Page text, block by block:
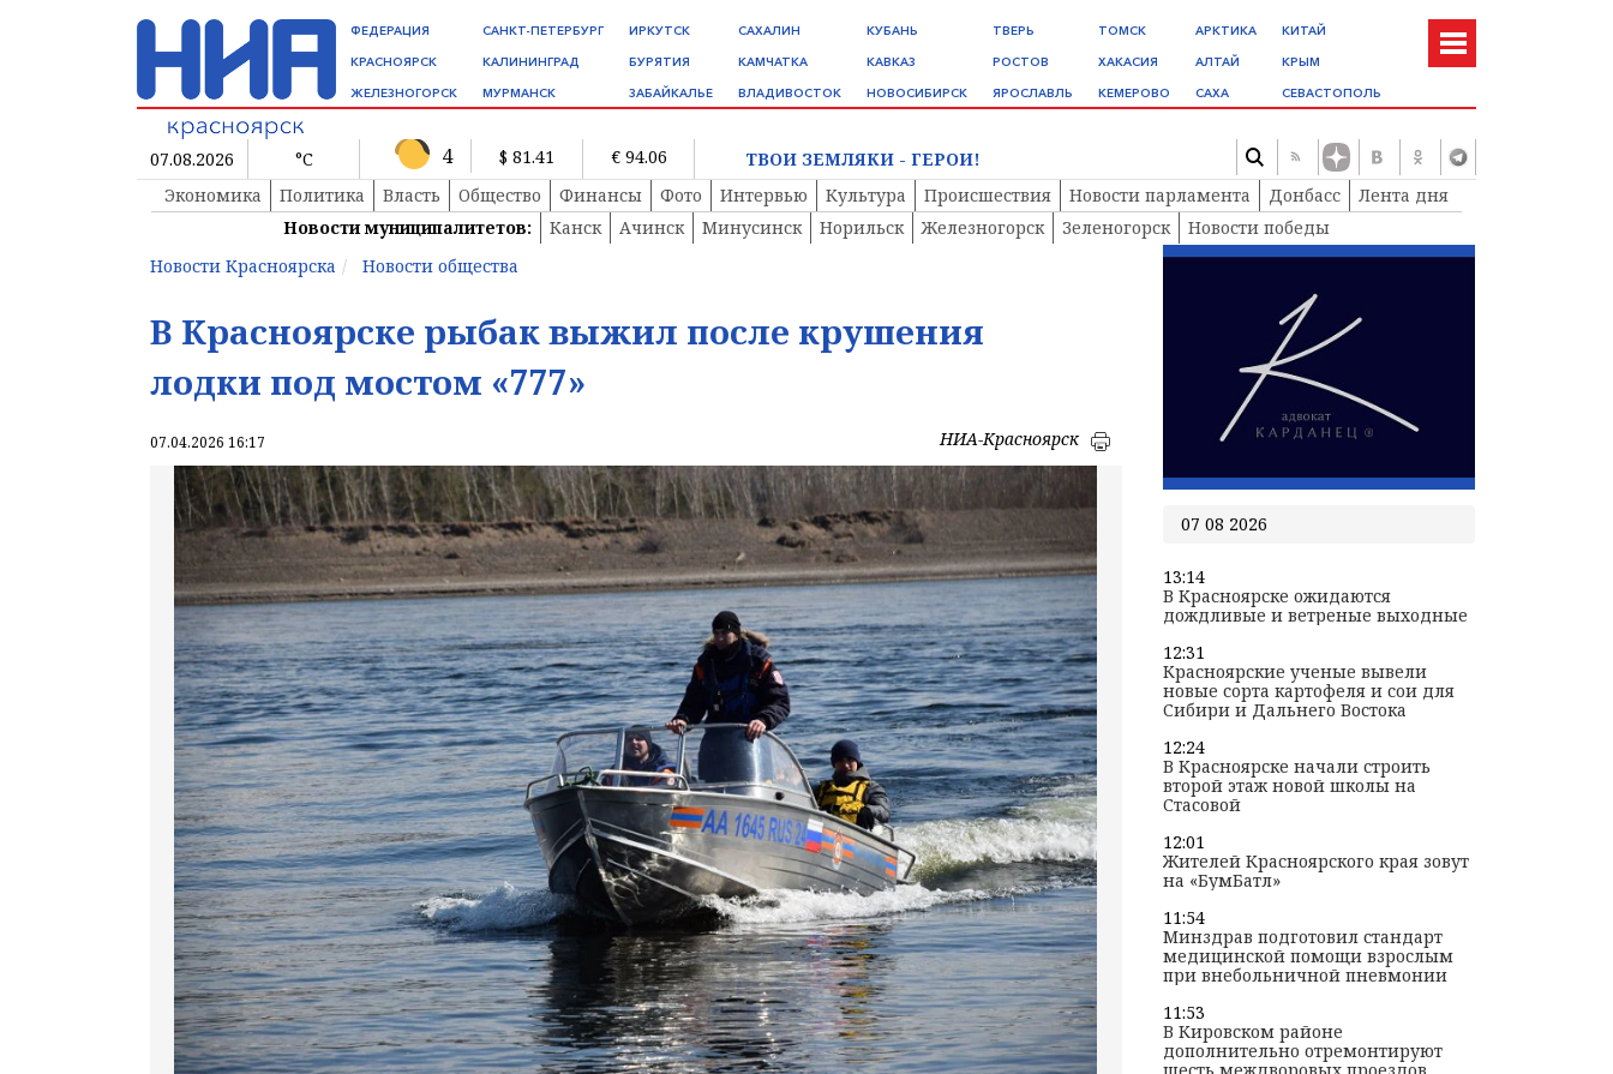
ФЕДЕРАЦИЯ
КРАСНОЯРСК
ЖЕЛЕЗНОГОРСК
САНКТ-ПЕТЕРБУРГ
КАЛИНИНГРАД
МУРМАНСК
ИРКУТСК
БУРЯТИЯ
ЗАБАЙКАЛЬЕ
САХАЛИН
КАМЧАТКА
ВЛАДИВОСТОК
КУБАНЬ
КАВКАЗ
НОВОСИБИРСК
ТВЕРЬ
РОСТОВ
ЯРОСЛАВЛЬ
ТОМСК
ХАКАСИЯ
КЕМЕРОВО
АРКТИКА
АЛТАЙ
САХА
КИТАЙ
КРЫМ
СЕВАСТОПОЛЬ
07.08.2026 °C 4 $ 81.41 € 94.06
ТВОИ ЗЕМЛЯКИ - ГЕРОИ!
Экономика
Политика Власть Общество Финансы Фото Интервью Культура Происшествия Новости парламента Донбасс
Лента дня
Новости муниципалитетов:
Канск Ачинск Минусинск Норильск Железногорск Зеленогорск
Новости победы
Новости Красноярска
Новости общества
В Красноярске рыбак выжил после крушения
лодки под мостом «777»
07.04.2026 16:17 НИА-Красноярск
07 08 2026
13:14
В Красноярске ожидаются
дождливые и ветреные выходные
12:31
Красноярские ученые вывели
новые сорта картофеля и сои для
Сибири и Дальнего Востока
12:24
В Красноярске начали строить
второй этаж новой школы на
Стасовой
12:01
Жителей Красноярского края зовут
на «БумБатл»
11:54
Минздрав подготовил стандарт
медицинской помощи взрослым
при внебольничной пневмонии
11:53
В Кировском районе
дополнительно отремонтируют